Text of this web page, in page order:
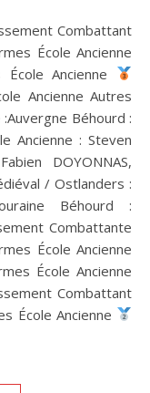
École Ancienne
École Ancienne
Ancienne Autres
Béhourd :
Ancienne : Steven
DOYONNAS,
/ Ostlanders :
Béhourd :
Combattante
École Ancienne
École Ancienne
Combattant
École Ancienne